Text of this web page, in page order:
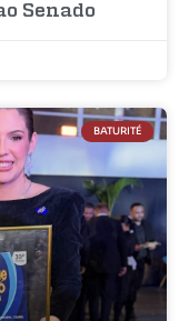
Senado
BATURITÉ